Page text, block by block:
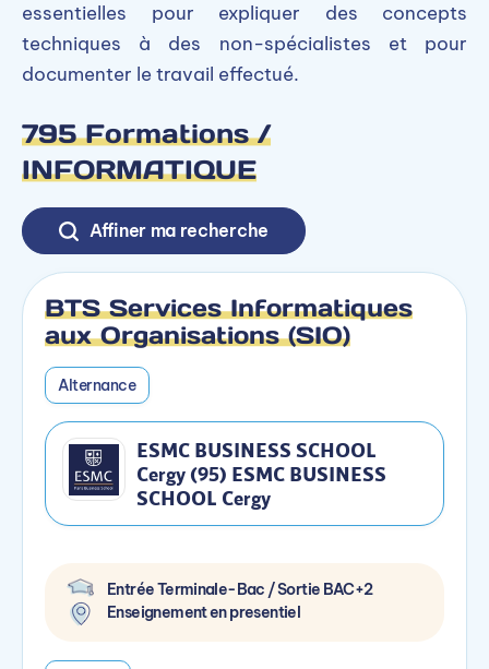
essentielles pour expliquer des concepts
techniques à des non-spécialistes et pour
documenter le travail effectué.
795 Formations /
INFORMATIQUE
Affiner ma recherche
BTS Services Informatiques
aux Organisations (SIO)
Alternance
ESMC BUSINESS SCHOOL
Cergy (95) ESMC BUSINESS
SCHOOL Cergy
Entrée Terminale-Bac / Sortie BAC+2
Enseignement en presentiel